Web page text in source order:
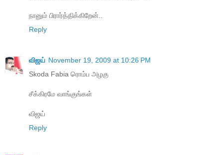
நானும் பிரார்த்திக்கிறேன்..
Reply
விஜய் November 19, 2009 at 10:26 PM
Skoda Fabia ரொம்ப அழகு
சீக்கிரமே வாங்குங்கள்
விஜய்
Reply